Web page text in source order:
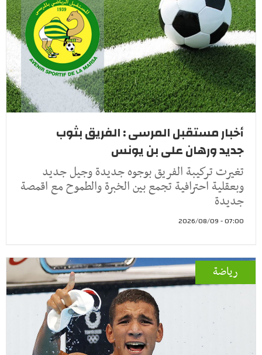
أخبار مستقبل المرسى : الفريق بثوب
جديد ورهان على بن يونس
تغيرت تركيبة الفريق بوجوه جديدة وجيل جديد
وبعقلية احترافية تجمع بين الخبرة والطموح مع اقمصة
جديدة
07:00 - 2026/08/09
رياضة